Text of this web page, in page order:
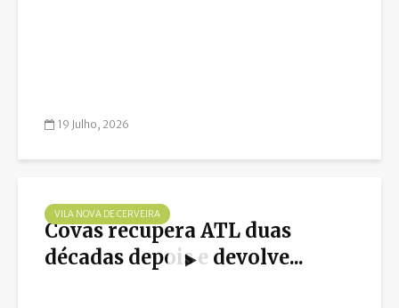
19 Julho, 2026
VILA NOVA DE CERVEIRA
Covas recupera ATL duas
décadas depois e devolve...